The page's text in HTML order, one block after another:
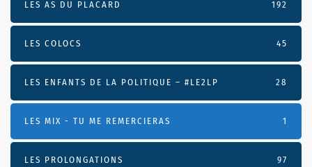
LES AS DU PLACARD 192
LES COLOCS 45
LES ENFANTS DE LA POLITIQUE – #LE2LP 28
LES MIX - TU ME REMERCIERAS 1
LES PROLONGATIONS 97